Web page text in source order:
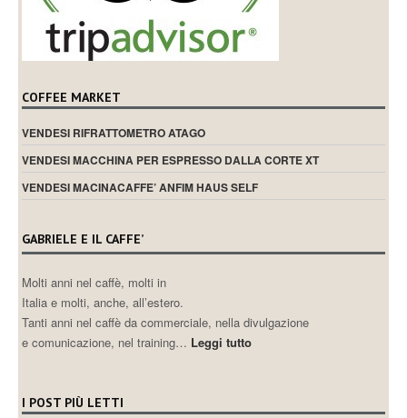
COFFEE MARKET
VENDESI RIFRATTOMETRO ATAGO
VENDESI MACCHINA PER ESPRESSO DALLA CORTE XT
VENDESI MACINACAFFE’ ANFIM HAUS SELF
GABRIELE E IL CAFFE’
Molti anni nel caffè, molti in
Italia e molti, anche, all’estero.
Tanti anni nel caffè da commerciale, nella divulgazione
e comunicazione, nel training… Leggi tutto
I POST PIÙ LETTI